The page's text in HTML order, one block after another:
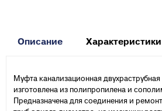
Описание Характеристики
Муфта канализационная
изготовлена из полипропилена и
Предназначена для соединения и